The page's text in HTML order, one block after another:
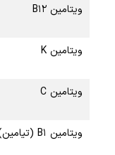
ویتامین B12
ویتامین K
ویتامین C
ویتامین B1 (تیامین)